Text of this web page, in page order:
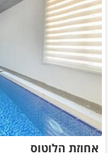
אחוזת הלוטוס